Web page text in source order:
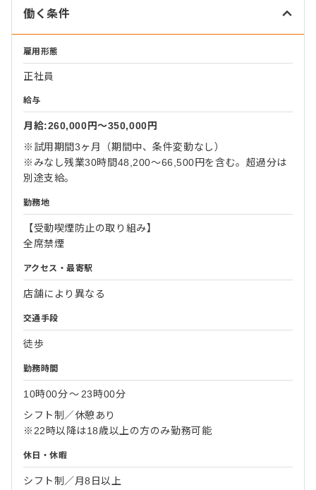
働く条件
雇用形態
正社員
給与
月給:260,000円〜350,000円
※試用期間3ヶ月（期間中、条件変動なし）
※みなし残業30時間48,200～66,500円を含む。超過分は
別途支給。
勤務地
【受動喫煙防止の取り組み】
全席禁煙
アクセス・最寄駅
店舗により異なる
交通手段
徒歩
勤務時間
10時00分〜 23時00分
シフト制／休憩あり
※22時以降は18歳以上の方のみ勤務可能
休日・休暇
シフト制／月8日以上